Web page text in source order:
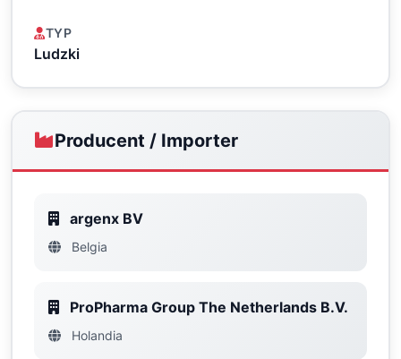
TYP
Ludzki
Producent / Importer
argenx BV
Belgia
ProPharma Group The Netherlands B.V.
Holandia